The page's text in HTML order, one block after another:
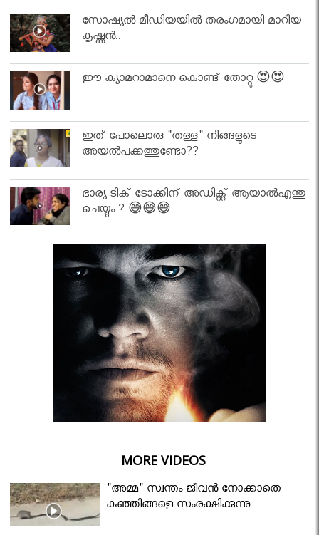
സോഷ്യൽ മീഡിയയിൽ തരംഗമായി മാറിയ
കൃഷ്ണൻ..
ഈ ക്യാമറാമാനെ കൊണ്ട് തോറ്റു 😍😍
ഇത് പോലൊരു "തള്ള" നിങ്ങളുടെ
അയല്‍പക്കത്തുണ്ടോ??
ഭാര്യ ടിക് ടോക്കിന് അഡിക്റ്റ് ആയാൽഎന്തു
ചെയ്യും ? 😅😅😅
MORE VIDEOS
"അമ്മ" സ്വന്തം ജീവൻ നോക്കാതെ
കുഞ്ഞിങ്ങളെ സംരക്ഷിക്കുന്നു..